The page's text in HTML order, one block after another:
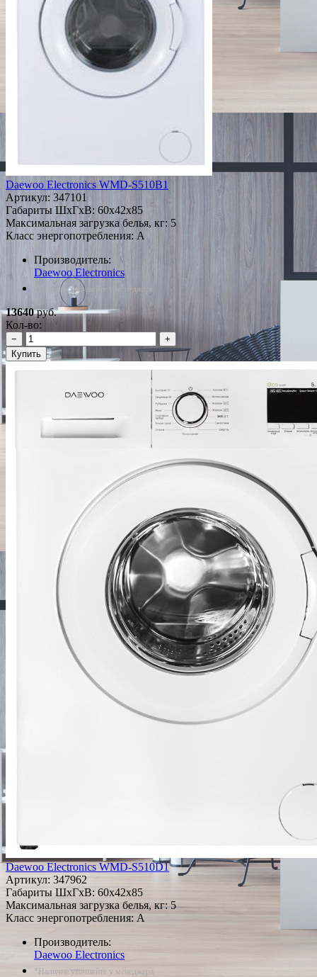
Daewoo Electronics WMD-S510B1
Артикул: 347101
Габариты ШxГxВ: 60x42x85
Максимальная загрузка белья, кг: 5
Класс энергопотребления: A
Производитель:
Daewoo Electronics
*Наличие уточняйте у менеджера
13640руб.
Кол-во:
−
+
Купить
Daewoo Electronics WMD-S510D1
Артикул: 347962
Габариты ШxГxВ: 60x42x85
Максимальная загрузка белья, кг: 5
Класс энергопотребления: A
Производитель:
Daewoo Electronics
*Наличие уточняйте у менеджера